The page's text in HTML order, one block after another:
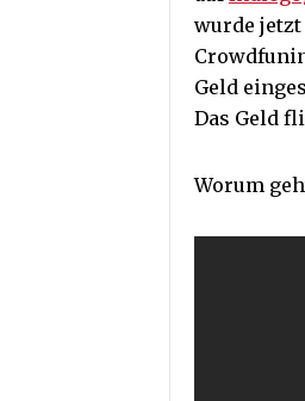
wurde jetzt
Geld
Das Geld
Worum